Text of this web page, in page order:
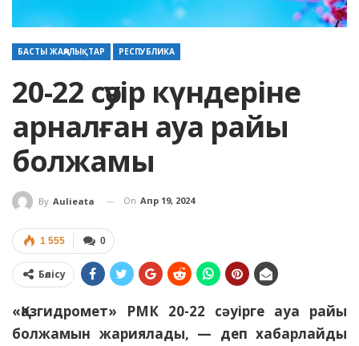
БАСТЫ ЖАҢАЛЫҚТАР РЕСПУБЛИКА
20-22 сәуір күндеріне
арналған ауа райы
болжамы
By Aulieata On Апр 19, 2024
0
1 555
Бөлісу
«Қазгидромет» РМК 20-22 сәуірге ауа райы
болжамын жариялады, — деп хабарлайды